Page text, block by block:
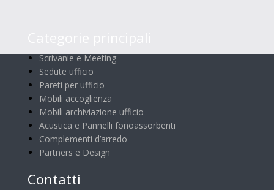
Scrivanie e Meeting
Sedute ufficio
Pareti per ufficio
Mobili accoglienza
Mobili archiviazione ufficio
Acustica e Pannelli fonoassorbenti
Complementi d’arredo
Partners e Design
Contatti